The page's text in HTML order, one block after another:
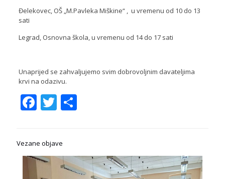
Đelekovec, OŠ „M.Pavleka Miškine“ , u vremenu od 10 do 13
sati
Legrad, Osnovna škola, u vremenu od 14 do 17 sati
Unaprijed se zahvaljujemo svim dobrovoljnim davateljima
krvi na odazivu.
Facebook
Twitter
Share
Vezane objave